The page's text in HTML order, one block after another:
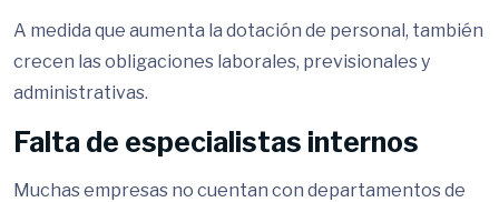
A medida que aumenta la dotación de personal, también
crecen las obligaciones laborales, previsionales y
administrativas.
Falta de especialistas internos
Muchas empresas no cuentan con departamentos de